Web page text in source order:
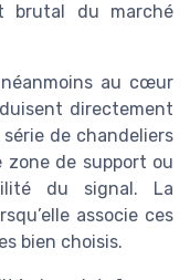
brutal du marché
au cœur
directement
de chandeliers
zone de support ou
du signal. La
associe ces
bien choisis.